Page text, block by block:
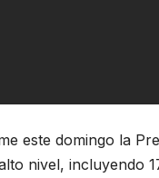
este domingo la
nivel, incluyendo